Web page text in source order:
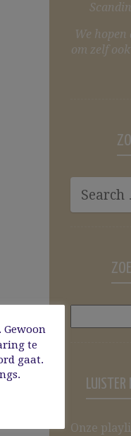
We
om zelf
LUISTER
Onze
Gewoon
te
gaat.